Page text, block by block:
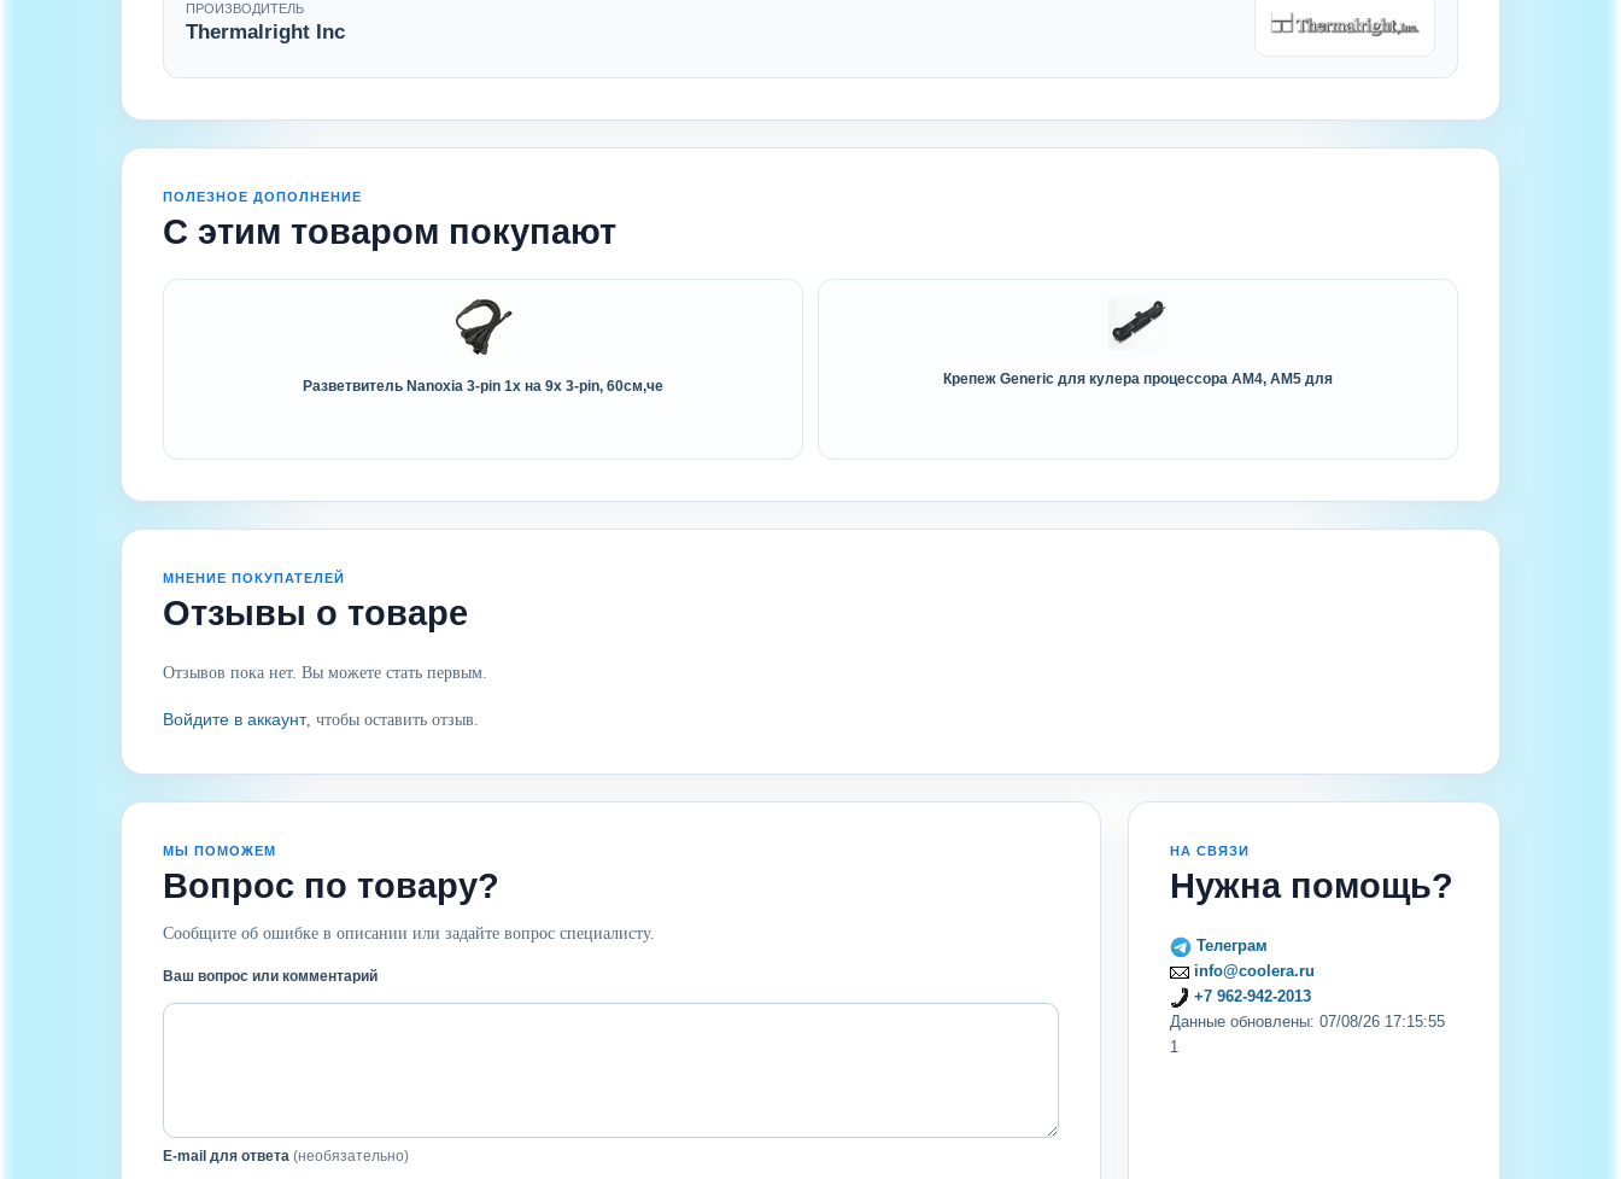
ПРОИЗВОДИТЕЛЬ
Thermalright Inc
ПОЛЕЗНОЕ ДОПОЛНЕНИЕ
С этим товаром покупают
Разветвитель Nanoxia 3-pin 1x на 9x 3-pin, 60см,че Крепеж Generic для кулера процессора AM4, AM5 для
МНЕНИЕ ПОКУПАТЕЛЕЙ
Отзывы о товаре
Отзывов пока нет. Вы можете стать первым.
Войдите в аккаунт, чтобы оставить отзыв.
МЫ ПОМОЖЕМ
Вопрос по товару?
Сообщите об ошибке в описании или задайте вопрос специалисту.
Ваш вопрос или комментарий
E-mail для ответа (необязательно)
НА СВЯЗИ
Нужна помощь?
Телеграм
info@coolera.ru
+7 962-942-2013
Данные обновлены: 07/08/26 17:15:55
1